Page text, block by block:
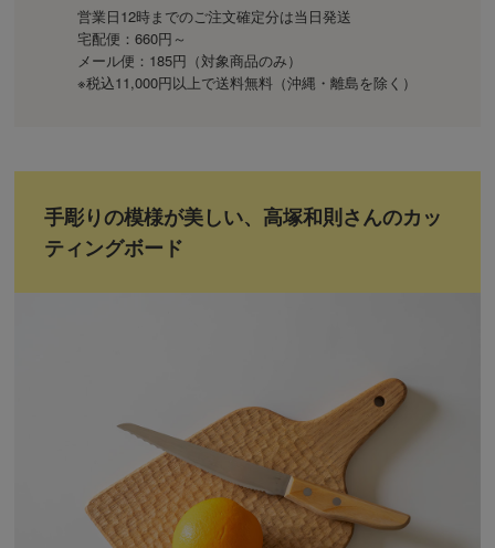
営業日12時までのご注文確定分は当日発送
宅配便：660円～
メール便：185円（対象商品のみ）
※税込11,000円以上で送料無料（沖縄・離島を除く）
手彫りの模様が美しい、高塚和則さんのカッ
ティングボード